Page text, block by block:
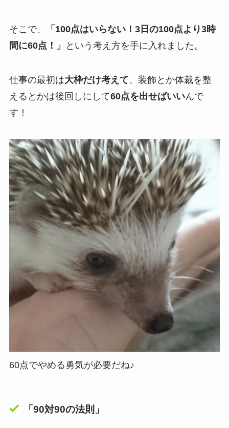
そこで、
「100点はいらない！3日の100点より3時
間に60点！」
という考え方を手に入れました。
仕事の最初は大枠だけ考えて、装飾とか体裁を整
えるとかは後回しにして60点を出せばいいんで
す！
60点でやめる勇気が必要だね♪
「90対90の法則」